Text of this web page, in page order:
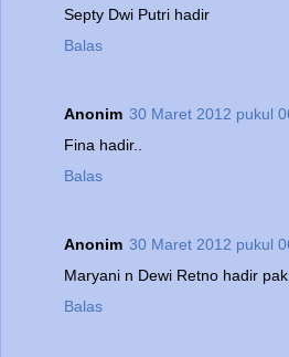
Septy Dwi Putri hadir
Balas
Anonim 30 Maret 2012 pukul
Fina hadir..
Balas
Anonim 30 Maret 2012 pukul
Maryani n Dewi Retno hadir
Balas